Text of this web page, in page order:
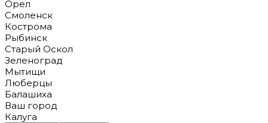
Орел
Смоленск
Кострома
Рыбинск
Старый Оскол
Зеленоград
Мытищи
Люберцы
Балашиха
Ваш город
Калуга